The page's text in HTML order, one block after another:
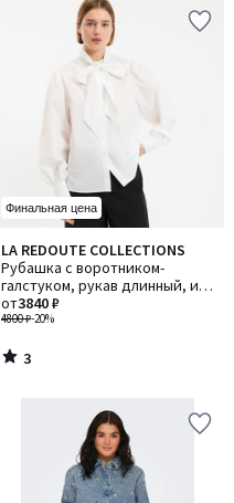
Финальная цена
LA REDOUTE COLLECTIONS
Рубашка с воротником-
галстуком, рукав длинный, из
хлопка
4800 ₽-20%
от3840 ₽
3
/
5
3
/